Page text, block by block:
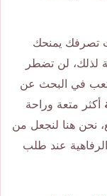
تصرفك يمنحك
لذلك، لن تضطر
في البحث عن
أكثر متعة وراحة
نحن هنا لنجعل من
عند طلب